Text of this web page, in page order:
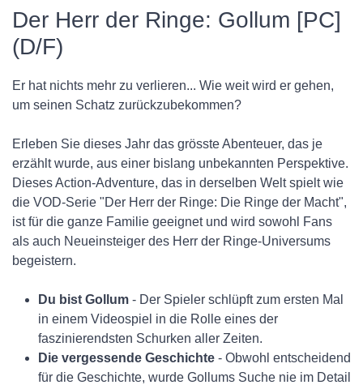
Der Herr der Ringe: Gollum [PC]
(D/F)
Er hat nichts mehr zu verlieren... Wie weit wird er gehen,
um seinen Schatz zurückzubekommen?
Erleben Sie dieses Jahr das grösste Abenteuer, das je
erzählt wurde, aus einer bislang unbekannten Perspektive.
Dieses Action-Adventure, das in derselben Welt spielt wie
die VOD-Serie "Der Herr der Ringe: Die Ringe der Macht",
ist für die ganze Familie geeignet und wird sowohl Fans
als auch Neueinsteiger des Herr der Ringe-Universums
begeistern.
Du bist Gollum - Der Spieler schlüpft zum ersten Mal
in einem Videospiel in die Rolle eines der
faszinierendsten Schurken aller Zeiten.
Die vergessende Geschichte - Obwohl entscheidend
für die Geschichte, wurde Gollums Suche nie im Detail